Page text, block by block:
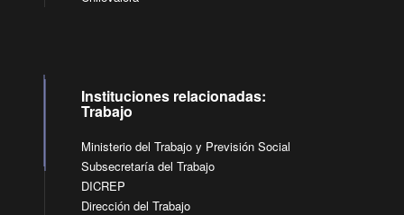
Instituciones relacionadas:
Trabajo
Ministerio del Trabajo y Previsión Social
Subsecretaría del Trabajo
DICREP
Dirección del Trabajo